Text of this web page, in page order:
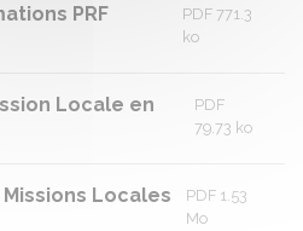
PRF
PDF 771.3
ko
Locale en
PDF
79.73 ko
Missions Locales
PDF 1.53
Mo